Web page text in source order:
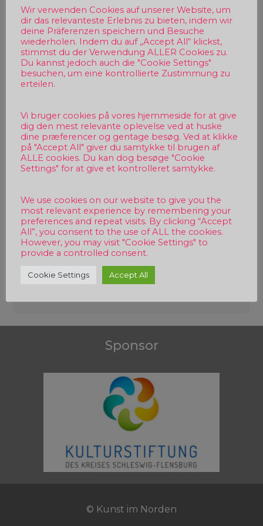
Beitragsnavigation
Sponsor
© Kunst im Norden
Wir verwenden Cookies auf unserer Website, um
dir das relevanteste Erlebnis zu bieten, indem wir
deine Präferenzen speichern und Besuche
wiederholen. Indem du auf „Accept All“ klickst,
stimmst du der Verwendung ALLER Cookies zu.
Du kannst jedoch auch die "Cookie Settings"
besuchen, um eine kontrollierte Zustimmung zu
erteilen.
Vi bruger cookies på vores hjemmeside for at give
dig den mest relevante oplevelse ved at huske
dine præferencer og gentage besøg. Ved at klikke
på "Accept All" giver du samtykke til brugen af
ALLE cookies. Du kan dog besøge "Cookie
Settings" for at give et kontrolleret samtykke.
We use cookies on our website to give you the
most relevant experience by remembering your
preferences and repeat visits. By clicking “Accept
All”, you consent to the use of ALL the cookies.
However, you may visit "Cookie Settings" to
provide a controlled consent.
Cookie Settings Accept All